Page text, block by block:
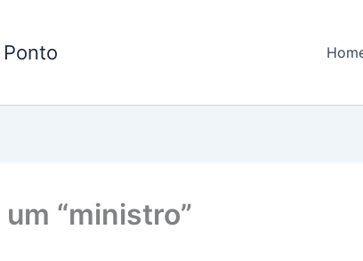
“ministro”